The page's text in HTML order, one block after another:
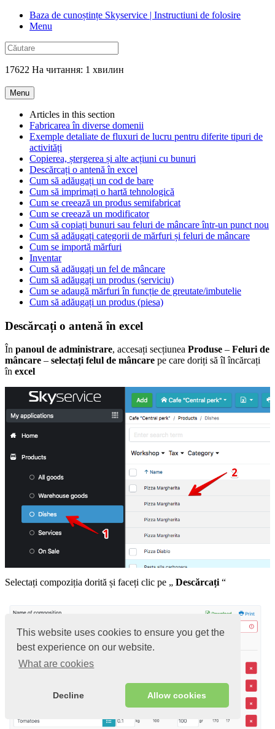
This website uses cookies to ensure you get the
best experience on our website.
What are cookies
Decline Allow cookies
Baza de cunoștințe Skyservice | Instructiuni de folosire
Menu
17622 На читання: 1 хвилин
Menu
Articles in this section
Fabricarea în diverse domenii
Exemple detaliate de fluxuri de lucru pentru diferite tipuri de
activități
Copierea, ștergerea și alte acțiuni cu bunuri
Descărcați o antenă în excel
Cum să adăugați un cod de bare
Cum să imprimați o hartă tehnologică
Cum se creează un produs semifabricat
Cum se creează un modificator
Cum să copiați bunuri sau feluri de mâncare într-un punct nou
Cum să adăugați categorii de mărfuri și feluri de mâncare
Cum se importă mărfuri
Inventar
Cum să adăugați un fel de mâncare
Cum să adăugați un produs (serviciu)
Cum se adaugă mărfuri în funcție de greutate/imbutelie
Cum să adăugați un produs (piesa)
Descărcați o antenă în excel
În panoul de administrare, accesați secțiunea Produse – Feluri de
mâncare – selectați felul de mâncare pe care doriți să îl încărcați
în excel
Selectați compoziția dorită și faceți clic pe „ Descărcați“